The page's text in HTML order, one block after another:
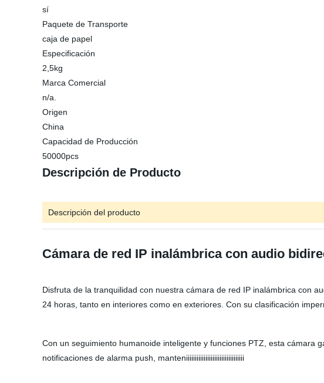
sí
Paquete de Transporte
caja de papel
Especificación
2,5kg
Marca Comercial
n/a.
Origen
China
Capacidad de Producción
50000pcs
Descripción de Producto
Descripción del producto
Cámara de red IP inalámbrica con audio
Disfruta de la tranquilidad con nuestra cámara de red IP inalámbrica con
24 horas, tanto en interiores como en exteriores. Con su clasificación
Con un seguimiento humanoide inteligente y funciones PTZ, esta cámara
notificaciones de alarma push, manteniiiiiiiiiiiiiiiiiiiiiiiiiiiiiiiii